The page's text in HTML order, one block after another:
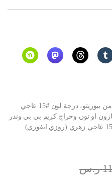
شراء كريم بي بي وندر ريليف سينتيلا من بيوريتو، درجة لون #15 عاجي
او نون وحراج كريم بي بي وندر
ر.س